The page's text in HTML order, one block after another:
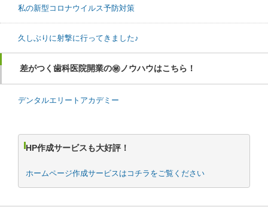
私の新型コロナウイルス予防対策
久しぶりに射撃に行ってきました♪
差がつく歯科医院開業の㊙ノウハウはこちら！
デンタルエリートアカデミー
HP作成サービスも大好評！
ホームページ作成サービスはコチラをご覧ください